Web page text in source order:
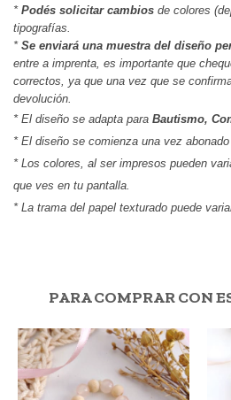
* Podés solicitar cambios de colores
tipografías.
* Se enviará una muestra del diseño
entre a imprenta, es importante que
correctos, ya que una vez que se
devolución.
* El diseño se adapta para Bautismo,
* El diseño se comienza una vez
* Los colores, al ser impresos pueden
que ves en tu pantalla.
* La trama del papel texturado puede
PARA COMPRAR CON